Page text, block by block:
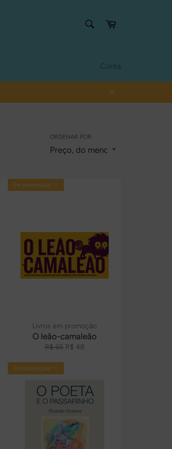
Conta
Fechar
ORDENAR POR
Livros em promoção
O leão-camaleão
Preço
R$ 65 Preço
R$ 48
Em promoção! ☆
Em promoção! ☆